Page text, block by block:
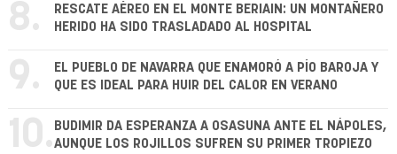
8.
RESCATE AÉREO EN EL MONTE BERIAIN: UN MONTAÑERO
HERIDO HA SIDO TRASLADADO AL HOSPITAL
9.
EL PUEBLO DE NAVARRA QUE ENAMORÓ A PÍO BAROJA Y
QUE ES IDEAL PARA HUIR DEL CALOR EN VERANO
10. BUDIMIR DA ESPERANZA A OSASUNA ANTE EL NÁPOLES,
AUNQUE LOS ROJILLOS SUFREN SU PRIMER TROPIEZO